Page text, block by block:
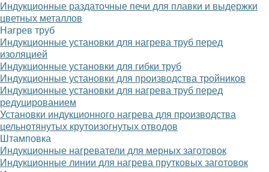
Индукционные раздаточные печи для плавки и выдержки
цветных металлов
Нагрев труб
Индукционные установки для нагрева труб перед
изоляцией
Индукционные установки для гибки труб
Индукционные установки для производства тройников
Индукционные установки для нагрева труб перед
редуцированием
Установки индукционного нагрева для производства
цельнотянутых крутоизогнутых отводов
Штамповка
Индукционные нагреватели для мерных заготовок
Индукционные линии для нагрева прутковых заготовок